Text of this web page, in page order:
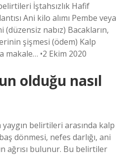
İştahsızlık Hafif
Ani kilo alımı Pembe veya
nabız) ​​Bacakların,
şişmesi (ödem) Kalp
makale… •2 Ekim 2020
olduğu nasıl
yaygın belirtileri arasında kalp
dönmesi, nefes darlığı, ani
ağrısı bulunur. Bu belirtiler